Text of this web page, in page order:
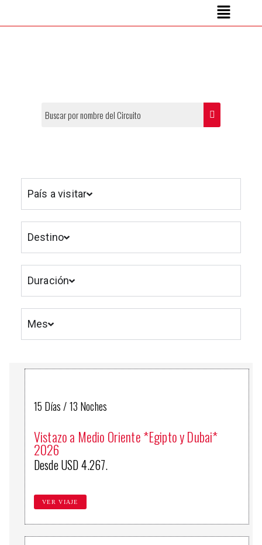
País a visitar
Destino
Duración
Mes
15 Días / 13 Noches
Vistazo a Medio Oriente *Egipto y Dubai*
2026
Desde USD 4.267.
VER VIAJE